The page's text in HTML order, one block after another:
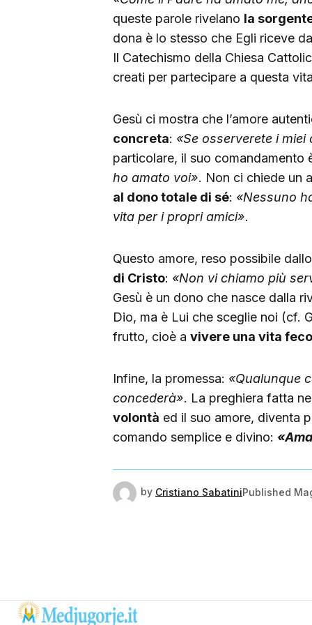
queste parole rivelano la
dona è lo stesso che Egli riceve
Il Catechismo della Chiesa
creati per partecipare a questa
Gesù ci mostra che l’amore
concreta: «Se osserverete i
particolare, il suo comandamento
ho amato voi». Non ci chiede un
al dono totale di sé: «Nessuno
vita per i propri amici».
Questo amore, reso possibile
di Cristo: «Non vi chiamo più
Gesù è un dono che nasce dalla
Dio, ma è Lui che sceglie noi (cf.
frutto, cioè a vivere una vita
Infine, la promessa: «Qualunque
concederà». La preghiera fatta
volontà ed il suo amore, diventa
comando semplice e divino:
by Cristiano SabatiniPublished